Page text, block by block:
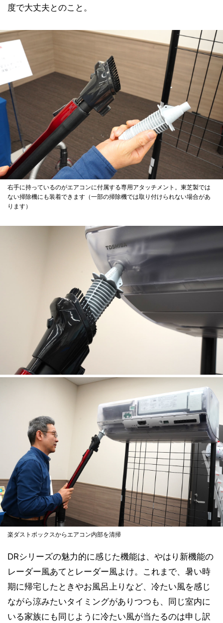
度で大丈夫とのこと。
右手に持っているのがエアコンに付属する専用アタッチメント。東芝製では
ない掃除機にも装着できます（一部の掃除機では取り付けられない場合があ
ります）
楽ダストボックスからエアコン内部を清掃
DRシリーズの魅力的に感じた機能は、やはり新機能の
レーダー風あてとレーダー風よけ。これまで、暑い時
期に帰宅したときやお風呂上りなど、冷たい風を感じ
ながら涼みたいタイミングがありつつも、同じ室内に
いる家族にも同じように冷たい風が当たるのは申し訳